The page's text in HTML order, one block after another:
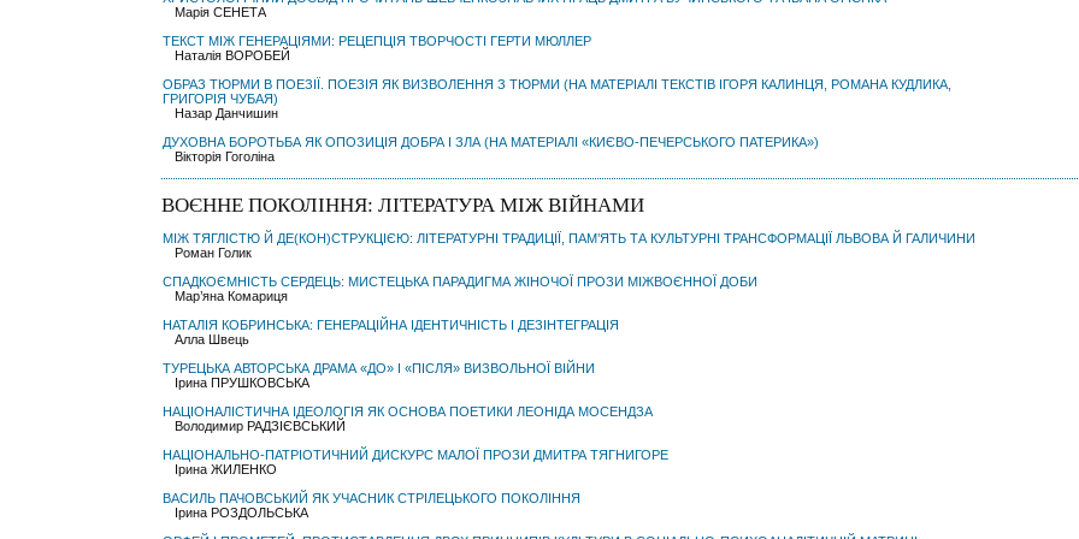
Марія СЕНЕТА
ТЕКСТ МІЖ ГЕНЕРАЦІЯМИ: РЕЦЕПЦІЯ ТВОРЧОСТІ ГЕРТИ МЮЛЛЕР
Наталія ВОРОБЕЙ
ОБРАЗ ТЮРМИ В ПОЕЗІЇ. ПОЕЗІЯ ЯК ВИЗВОЛЕННЯ З ТЮРМИ (НА МАТЕРІАЛІ ТЕКСТІВ ІГОРЯ КАЛИНЦЯ, РОМАНА КУДЛИКА,
ГРИГОРІЯ ЧУБАЯ)
Назар Данчишин
ДУХОВНА БОРОТЬБА ЯК ОПОЗИЦІЯ ДОБРА І ЗЛА (НА МАТЕРІАЛІ «КИЄВО-ПЕЧЕРСЬКОГО ПАТЕРИКА»)
Вікторія Гоголіна
ВОЄННЕ ПОКОЛІННЯ: ЛІТЕРАТУРА МІЖ ВІЙНАМИ
МІЖ ТЯГЛІСТЮ Й ДЕ(КОН)СТРУКЦІЄЮ: ЛІТЕРАТУРНІ ТРАДИЦІЇ, ПАМ’ЯТЬ ТА КУЛЬТУРНІ ТРАНСФОРМАЦІЇ ЛЬВОВА Й ГАЛИЧИНИ
Роман Голик
СПАДКОЄМНІСТЬ СЕРДЕЦЬ: МИСТЕЦЬКА ПАРАДИГМА ЖІНОЧОЇ ПРОЗИ МІЖВОЄННОЇ ДОБИ
Мар’яна Комариця
НАТАЛІЯ КОБРИНСЬКА: ГЕНЕРАЦІЙНА ІДЕНТИЧНІСТЬ І ДЕЗІНТЕГРАЦІЯ
Алла Швець
ТУРЕЦЬКА АВТОРСЬКА ДРАМА «ДО» І «ПІСЛЯ» ВИЗВОЛЬНОЇ ВІЙНИ
Ірина ПРУШКОВСЬКА
НАЦІОНАЛІСТИЧНА ІДЕОЛОГІЯ ЯК ОСНОВА ПОЕТИКИ ЛЕОНІДА МОСЕНДЗА
Володимир РАДЗІЄВСЬКИЙ
НАЦІОНАЛЬНО-ПАТРІОТИЧНИЙ ДИСКУРС МАЛОЇ ПРОЗИ ДМИТРА ТЯГНИГОРЕ
Ірина ЖИЛЕНКО
ВАСИЛЬ ПАЧОВСЬКИЙ ЯК УЧАСНИК СТРІЛЕЦЬКОГО ПОКОЛІННЯ
Ірина РОЗДОЛЬСЬКА